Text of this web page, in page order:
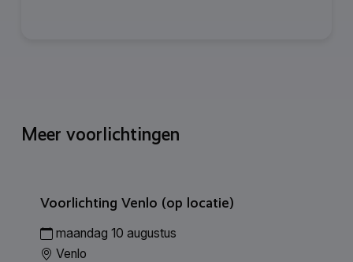
Meer voorlichtingen
Voorlichting Venlo (op locatie)
maandag 10 augustus
Venlo